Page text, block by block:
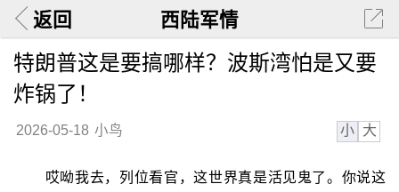
返回 西陆军情
特朗普这是要搞哪样？波斯湾怕是又要
炸锅了！
2026-05-18 小鸟 小 大
哎呦我去，列位看官，这世界真是活见鬼了。你说这